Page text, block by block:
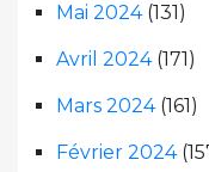
Mai 2024(131)
Avril 2024(171)
Mars 2024(161)
Février 2024